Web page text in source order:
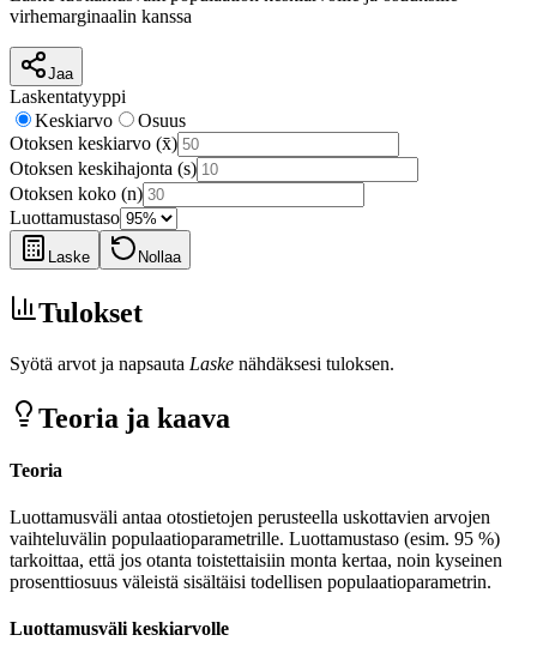
virhemarginaalin kanssa
Jaa
Laskentatyyppi
Keskiarvo
Osuus
Otoksen keskiarvo (x̄)
Otoksen keskihajonta (s)
Otoksen koko (n)
Luottamustaso
Laske Nollaa
Tulokset
Syötä arvot ja napsauta Laske nähdäksesi tuloksen.
Teoria ja kaava
Teoria
Luottamusväli antaa otostietojen perusteella uskottavien arvojen
vaihteluvälin populaatioparametrille. Luottamustaso (esim. 95 %)
tarkoittaa, että jos otanta toistettaisiin monta kertaa, noin kyseinen
prosenttiosuus väleistä sisältäisi todellisen populaatioparametrin.
Luottamusväli keskiarvolle